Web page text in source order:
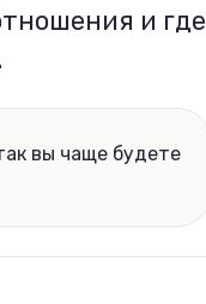
и где
вы чаще будете